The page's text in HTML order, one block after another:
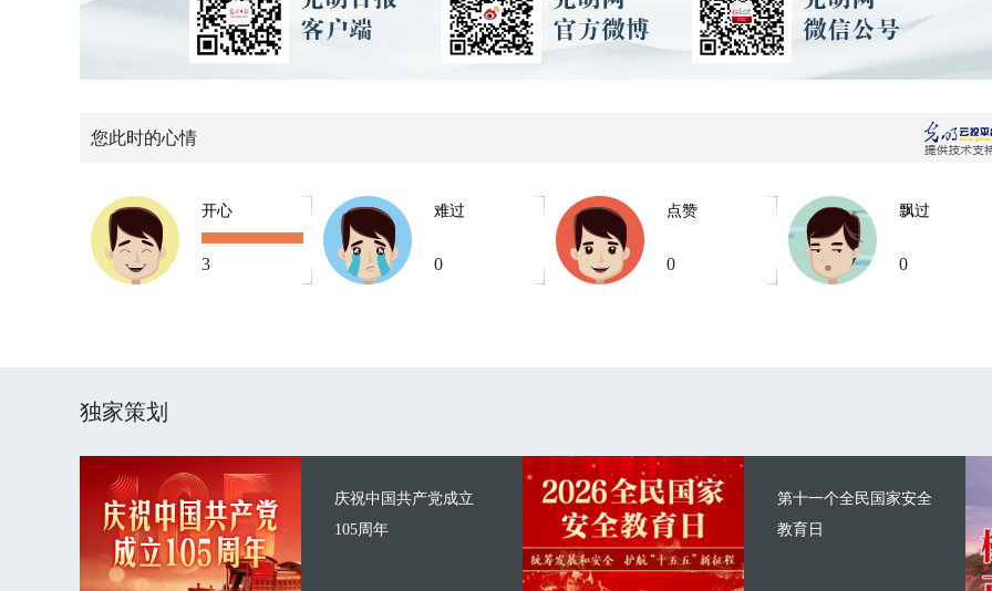
您此时的心情
开心
3
难过
0
点赞
0
飘过
0
独家策划
庆祝中国共产党成立
105周年
第十一个全民国家安全
教育日